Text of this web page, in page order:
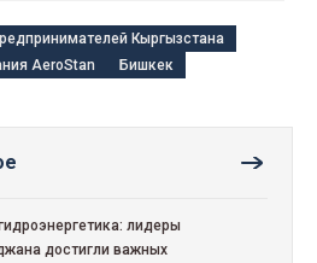
Кыргызстана
AeroStan Бишкек
лидеры
достигли важных